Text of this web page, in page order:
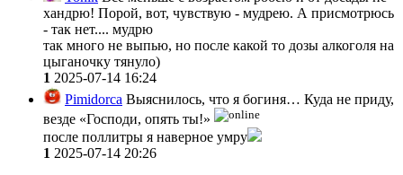
хандрю! Порой, вот, чувствую - мудрею. А присмотрюсь
- так нет.... мудрю
так много не выпью, но после какой то дозы алкоголя на
цыганочку тянуло)
1 2025-07-14 16:24
Pimidorca Выяснилось, что я богиня… Куда не приду,
везде «Господи, опять ты!»
после поллитры я наверное умру
1 2025-07-14 20:26